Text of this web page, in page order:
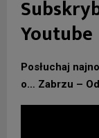
Youtube
Posłuchaj
o… Zabrzu –